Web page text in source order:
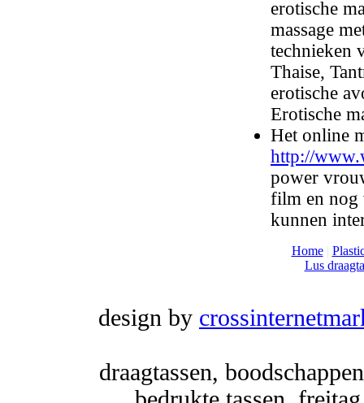
erotische
massage
technieken
Thaise,
erotische
Erotische
Het online
http://
power
film en nog
kunnen
Home|
Lus
design by
draagtassen,